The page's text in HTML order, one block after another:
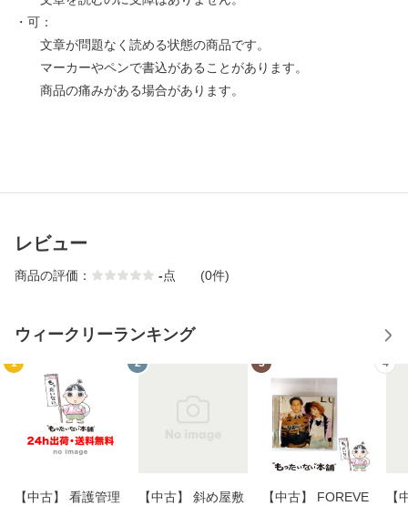
・可：
文章が問題なく読める状態の商品です。
マーカーやペンで書込があることがあります。
商品の痛みがある場合があります。
レビュー
商品の評価： -点 (0件)
ウィークリーランキング
1
【中古】 看護管理
2
【中古】 斜め屋敷
3
【中古】 FOREVE
4
【